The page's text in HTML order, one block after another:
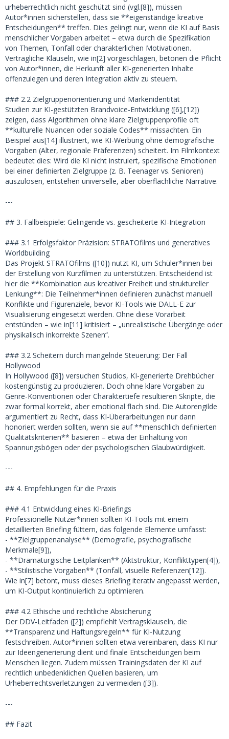
urheberrechtlich nicht geschützt sind (vgl.[8]), müssen
Autor*innen sicherstellen, dass sie **eigenständige kreative
Entscheidungen** treffen. Dies gelingt nur, wenn die KI auf Basis
menschlicher Vorgaben arbeitet – etwa durch die Spezifikation
von Themen, Tonfall oder charakterlichen Motivationen.
Vertragliche Klauseln, wie in[2] vorgeschlagen, betonen die Pflicht
von Autor*innen, die Herkunft aller KI-generierten Inhalte
offenzulegen und deren Integration aktiv zu steuern.
### 2.2 Zielgruppenorientierung und Markenidentität
Studien zur KI-gestützten Brandvoice-Entwicklung ([6],[12])
zeigen, dass Algorithmen ohne klare Zielgruppenprofile oft
**kulturelle Nuancen oder soziale Codes** missachten. Ein
Beispiel aus[14] illustriert, wie KI-Werbung ohne demografische
Vorgaben (Alter, regionale Präferenzen) scheitert. Im Filmkontext
bedeutet dies: Wird die KI nicht instruiert, spezifische Emotionen
bei einer definierten Zielgruppe (z. B. Teenager vs. Senioren)
auszulösen, entstehen universelle, aber oberflächliche Narrative.
---
## 3. Fallbeispiele: Gelingende vs. gescheiterte KI-Integration
### 3.1 Erfolgsfaktor Präzision: STRATOfilms und generatives
Worldbuilding
Das Projekt STRATOfilms ([10]) nutzt KI, um Schüler*innen bei
der Erstellung von Kurzfilmen zu unterstützen. Entscheidend ist
hier die **Kombination aus kreativer Freiheit und struktureller
Lenkung**: Die Teilnehmer*innen definieren zunächst manuell
Konflikte und Figurenziele, bevor KI-Tools wie DALL-E zur
Visualisierung eingesetzt werden. Ohne diese Vorarbeit
entstünden – wie in[11] kritisiert – „unrealistische Übergänge oder
physikalisch inkorrekte Szenen“.
### 3.2 Scheitern durch mangelnde Steuerung: Der Fall
Hollywood
In Hollywood ([8]) versuchen Studios, KI-generierte Drehbücher
kostengünstig zu produzieren. Doch ohne klare Vorgaben zu
Genre-Konventionen oder Charaktertiefe resultieren Skripte, die
zwar formal korrekt, aber emotional flach sind. Die Autorengilde
argumentiert zu Recht, dass KI-Überarbeitungen nur dann
honoriert werden sollten, wenn sie auf **menschlich definierten
Qualitätskriterien** basieren – etwa der Einhaltung von
Spannungsbögen oder der psychologischen Glaubwürdigkeit.
---
## 4. Empfehlungen für die Praxis
### 4.1 Entwicklung eines KI-Briefings
Professionelle Nutzer*innen sollten KI-Tools mit einem
detaillierten Briefing füttern, das folgende Elemente umfasst:
- **Zielgruppenanalyse** (Demografie, psychografische
Merkmale[9]),
- **Dramaturgische Leitplanken** (Aktstruktur, Konflikttypen[4]),
- **Stilistische Vorgaben** (Tonfall, visuelle Referenzen[12]).
Wie in[7] betont, muss dieses Briefing iterativ angepasst werden,
um KI-Output kontinuierlich zu optimieren.
### 4.2 Ethische und rechtliche Absicherung
Der DDV-Leitfaden ([2]) empfiehlt Vertragsklauseln, die
**Transparenz und Haftungsregeln** für KI-Nutzung
festschreiben. Autor*innen sollten etwa vereinbaren, dass KI nur
zur Ideengenerierung dient und finale Entscheidungen beim
Menschen liegen. Zudem müssen Trainingsdaten der KI auf
rechtlich unbedenklichen Quellen basieren, um
Urheberrechtsverletzungen zu vermeiden ([3]).
---
## Fazit